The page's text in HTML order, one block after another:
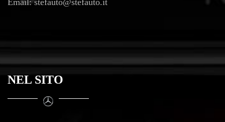
Email:stefauto@stefauto.it
NEL SITO